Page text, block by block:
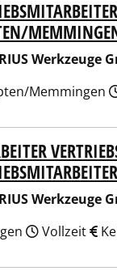
& Co. KG
Werkzeuge
Memmingen
& Co. KG
Werkzeuge
Vollzeit